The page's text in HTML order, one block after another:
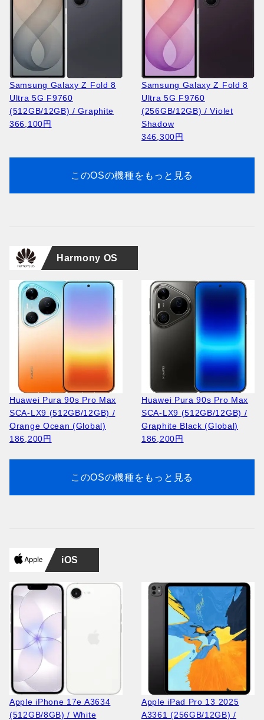
vivo X Fold 6 V2545A
(1TB/16GB) / Black Gold
(China) – Photography
Suite
343,800円
vivo X Fold 6 V2545A
(512GB/16GB) / White
(China)
269,600円
Huawei Pura 90s Pro MLN-
LX9 (512GB/12GB) /
Guava Soda (Global)
164,400円
Huawei Pura 90s Pro MLN-
LX9 (512GB/12GB) /
Coconut White (Global)
164,400円
151,300円
Apple iPhone 17 Pro A3256
(256GB/12GB) / Cosmic
Orange
210,900円
Apple iPhone 17 Pro A3523
(256GB/12GB ) / Deep
Blue
223,800円
Black
168,100円
Apple iPhone 17 Pro Max
A3526 (2TB/12GB) / Deep
Blue
389,600円
Apple iPhone 17 Pro Max
A3526 (256GB/12GB ) /
Cosmic Orange
243,100円
NOKIA 105 2023 TA-1546 /
Black
13,400円
NOKIA 2660 Flip TA-1474 /
Blue
19,300円
Samsung Galaxy Z Fold 8
Ultra 5G F9760
(512GB/12GB) / Graphite
366,100円
Samsung Galaxy Z Fold 8
Ultra 5G F9760
(256GB/12GB) / Violet
Shadow
346,300円
このOSの機種をもっと見る
Harmony OS
Huawei Pura 90s Pro Max
SCA-LX9 (512GB/12GB) /
Orange Ocean (Global)
186,200円
Huawei Pura 90s Pro Max
SCA-LX9 (512GB/12GB) /
Graphite Black (Global)
186,200円
このOSの機種をもっと見る
iOS
Apple iPhone 17e A3634
(512GB/8GB) / White
Apple iPad Pro 13 2025
A3361 (256GB/12GB) /